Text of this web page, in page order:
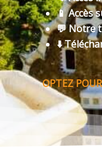
📱 Accès
💬 Notre
⬇️
OPTEZ